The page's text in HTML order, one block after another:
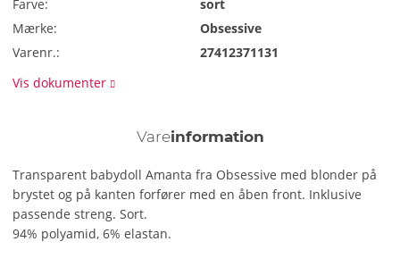
Farve:
sort
Mærke:
Obsessive
Varenr.:
27412371131
Vis dokumenter
Vareinformation
Transparent babydoll Amanta fra Obsessive med blonder på
brystet og på kanten forfører med en åben front. Inklusive
passende streng. Sort.
94% polyamid, 6% elastan.